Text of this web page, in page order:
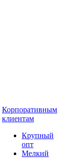
Корпоративным
клиентам
Крупный
опт
Мелкий